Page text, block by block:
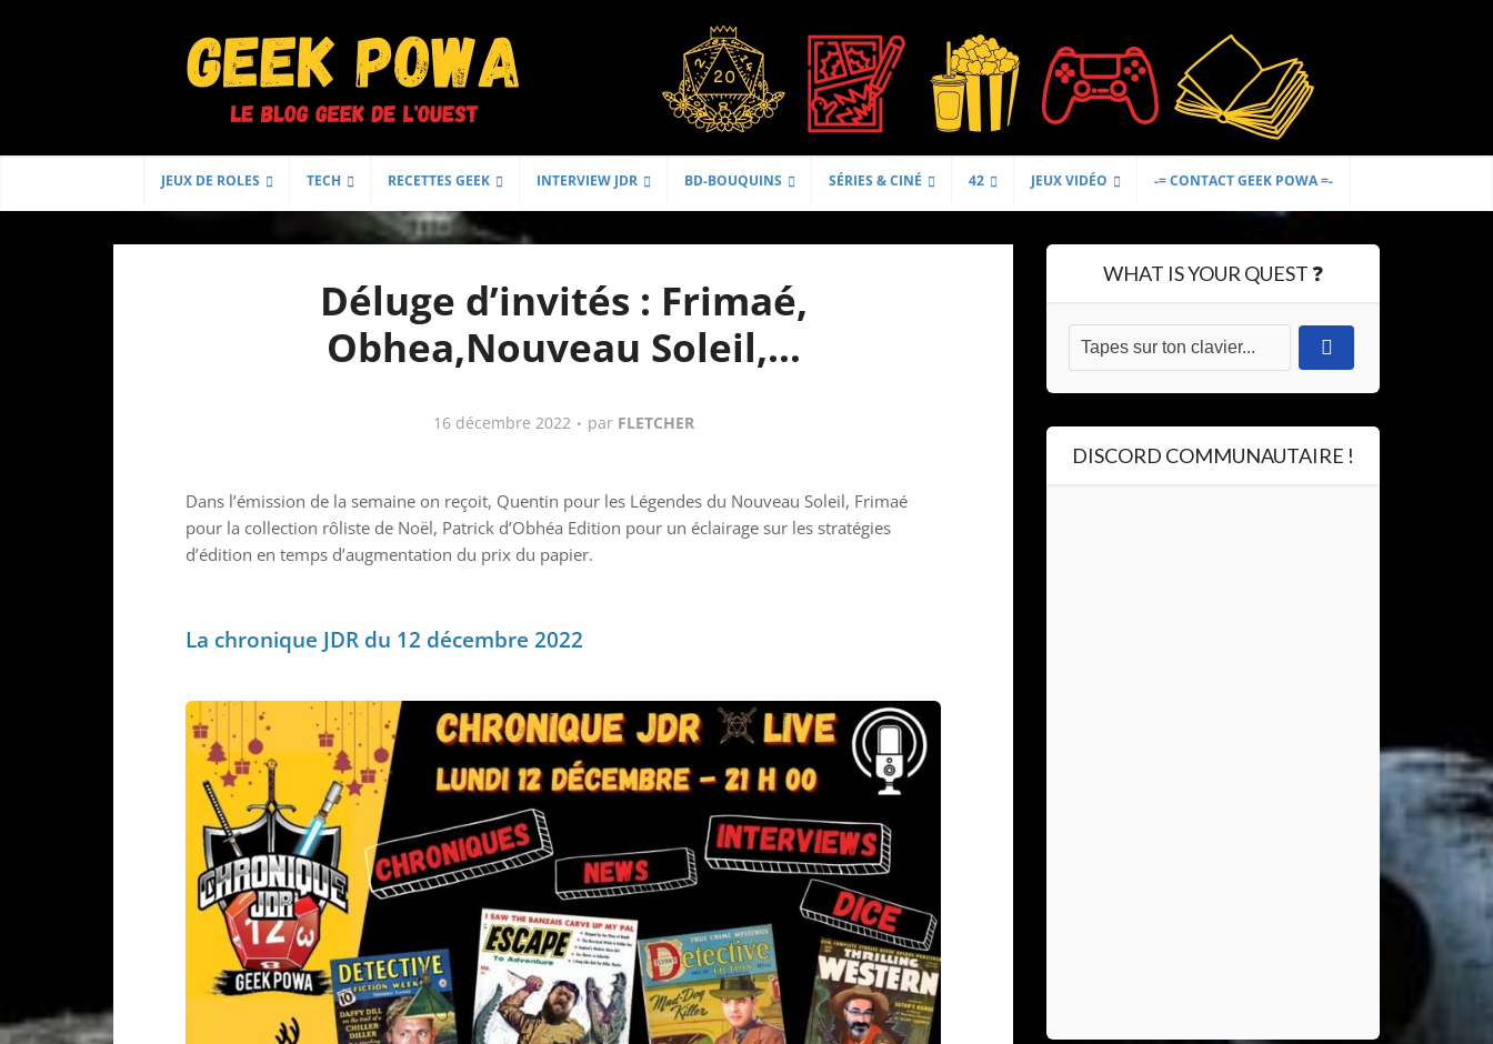
JEUX DE ROLES TECH RECETTES GEEK INTERVIEW JDR BD-BOUQUINS SÉRIES & CINÉ 42 JEUX VIDÉO -= CONTACT GEEK POWA =-
Déluge d’invités : Frimaé,
Obhea,Nouveau Soleil,…
16 décembre 2022 par FLETCHER
Dans l’émission de la semaine on reçoit, Quentin pour les Légendes du Nouveau Soleil, Frimaé
pour la collection rôliste de Noël, Patrick d’Obhéa Edition pour un éclairage sur les stratégies
d’édition en temps d’augmentation du prix du papier.
La chronique JDR du 12 décembre 2022
WHAT IS YOUR QUEST ❓
DISCORD COMMUNAUTAIRE !